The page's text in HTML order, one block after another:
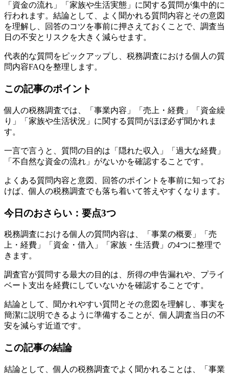
「資金の流れ」「家族や生活実態」に関する質問が集中的に
行われます。結論として、よく聞かれる質問内容とその意図
を理解し、回答のコツを事前に押さえておくことで、調査当
日の不安とリスクを大きく減らせます。
代表的な質問をピックアップし、税務調査における個人の質
問内容FAQを整理します。
この記事のポイント
個人の税務調査では、「事業内容」「売上・経費」「資金繰
り」「家族や生活状況」に関する質問がほぼ必ず聞かれま
す。
一言で言うと、質問の目的は「隠れた収入」「過大な経費」
「不自然な資金の流れ」がないかを確認することです。
よくある質問内容と意図、回答のポイントを事前に知ってお
けば、個人の税務調査でも落ち着いて答えやすくなります。
今日のおさらい：要点3つ
税務調査における個人の質問内容は、「事業の概要」「売
上・経費」「資金・借入」「家族・生活費」の4つに整理で
きます。
調査官が質問する最大の目的は、所得の申告漏れや、プライ
ベート支出を経費にしていないかを確認することです。
結論として、聞かれやすい質問とその意図を理解し、事実を
簡潔に説明できるように準備することが、個人調査当日の不
安を減らす近道です。
この記事の結論
結論として、個人の税務調査でよく聞かれることは、「事業